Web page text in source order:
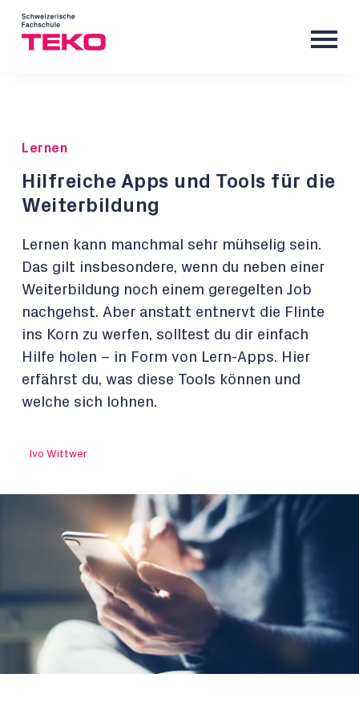
Lernen
Hilfreiche Apps und Tools für die
Weiterbildung
Lernen kann manchmal sehr mühselig sein.
Das gilt insbesondere, wenn du neben einer
Weiterbildung noch einem geregelten Job
nachgehst. Aber anstatt entnervt die Flinte
ins Korn zu werfen, solltest du dir einfach
Hilfe holen – in Form von Lern-Apps. Hier
erfährst du, was diese Tools können und
welche sich lohnen.
Ivo Wittwer